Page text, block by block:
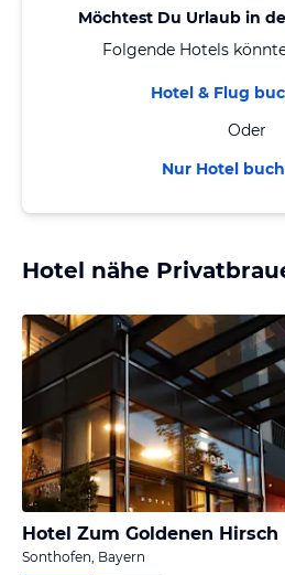
Möchtest Du Urlaub in
Folgende Hotels
Hotel & Flug
Oder
Nur Hotel
Hotel nähe
Hotel Zum Goldenen Hirsch
Sonthofen, Bayern